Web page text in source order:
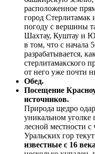
расположенное
город
погоду с вершины
Шахтау, Куштау и
в том, что с начала
разрабатывается,
стерлитамакского
от него уже почти
Обед.
Посещение
источников.
Природа щедро
уникальном
лесной местности
Уральских гор текут
известные с 16